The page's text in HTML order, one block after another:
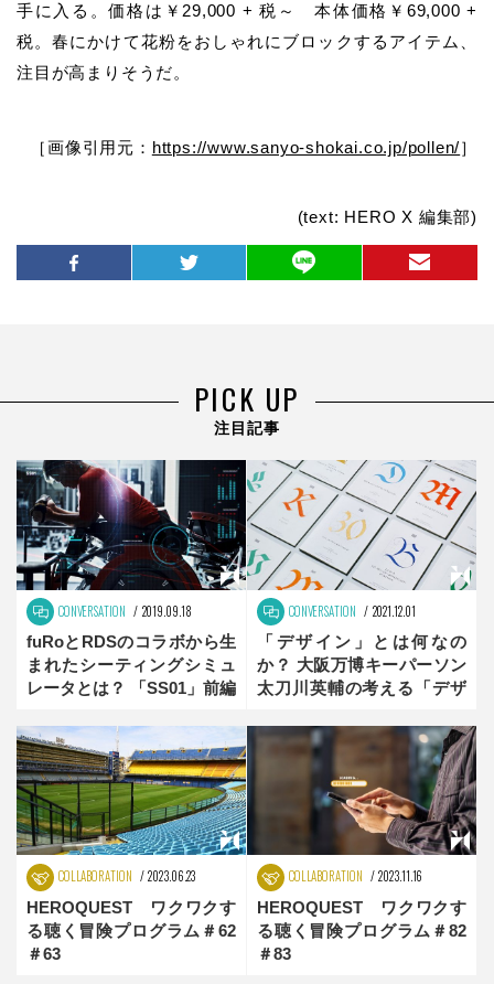
手に入る。価格は￥29,000 + 税～ 本体価格￥69,000 +
税。春にかけて花粉をおしゃれにブロックするアイテム、
注目が高まりそうだ。
［画像引用元： https://www.sanyo-shokai.co.jp/pollen/］
(text: HERO X 編集部)
PICK UP
注目記事
CONVERSATION 2019.09.18
fuRoとRDSのコラボから生
まれたシーティングシミュ
レータとは？ 「SS01」前編
CONVERSATION 2021.12.01
「デザイン」とは何なの
か？ 大阪万博キーパーソン
太刀川英輔の考える「デザ
COLLABORATION 2023.06.23
HEROQUEST ワクワクす
る聴く冒険プログラム＃62
＃63
COLLABORATION 2023.11.16
HEROQUEST ワクワクす
る聴く冒険プログラム＃82
＃83